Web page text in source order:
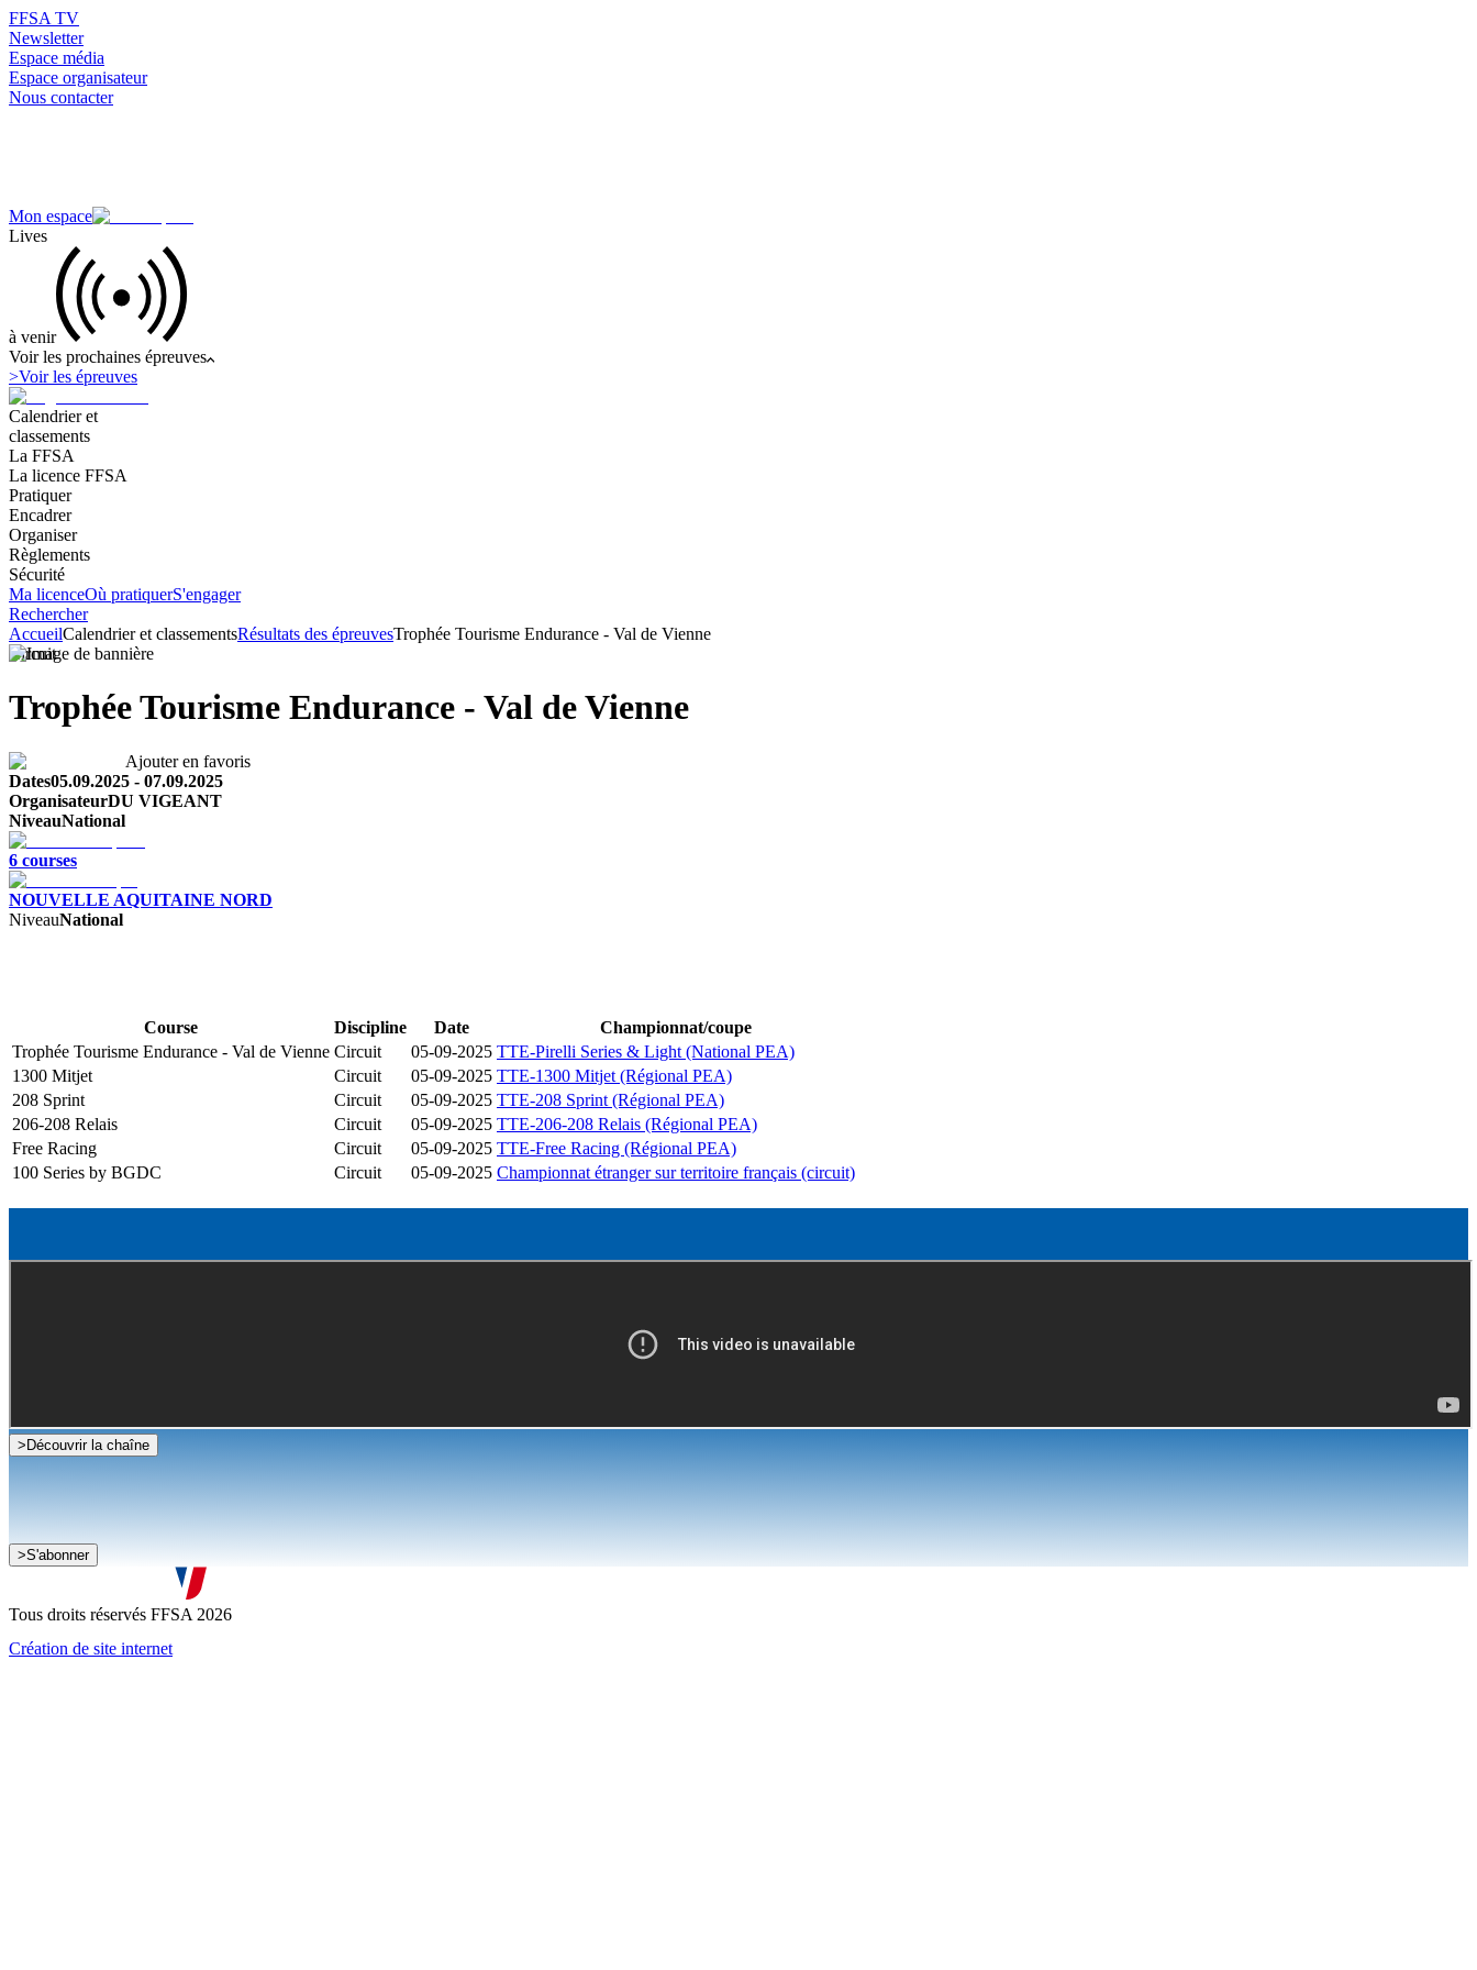
FFSA TV
Newsletter
Espace média
Espace organisateur
Nous contacter
Mon espace
Lives
à venir
Voir les prochaines épreuves
>Voir les épreuves
Calendrier et
classements
La FFSA
La licence FFSA
Pratiquer
Encadrer
Organiser
Règlements
Sécurité
Ma licenceOù pratiquerS'engager
Rechercher
AccueilCalendrier et classementsRésultats des épreuvesTrophée Tourisme Endurance - Val de Vienne
Circuit
Trophée Tourisme Endurance - Val de Vienne
Ajouter en favoris
Dates05.09.2025 - 07.09.2025
OrganisateurDU VIGEANT
NiveauNational
6 courses
NOUVELLE AQUITAINE NORD
NiveauNational
Course Discipline Date
Championnat/coupe
Trophée Tourisme Endurance - Val de Vienne Circuit 05-09-2025 TTE-Pirelli Series & Light (National PEA)
1300 Mitjet
Circuit 05-09-2025 TTE-1300 Mitjet (Régional PEA)
208 Sprint
Circuit 05-09-2025 TTE-208 Sprint (Régional PEA)
206-208 Relais
Circuit 05-09-2025 TTE-206-208 Relais (Régional PEA)
Free Racing
Circuit 05-09-2025 TTE-Free Racing (Régional PEA)
100 Series by BGDC
Circuit 05-09-2025 Championnat étranger sur territoire français (circuit)
> Découvrir la chaîne
Je souhaite recevoir la newsletter de la FFSA
J'accepte que mes informations soient collectées conformément à la
>S'abonner
Tous droits réservés FFSA 2026
Création de site internet